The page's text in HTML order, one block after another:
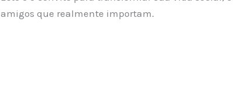
amigos que realmente importam.